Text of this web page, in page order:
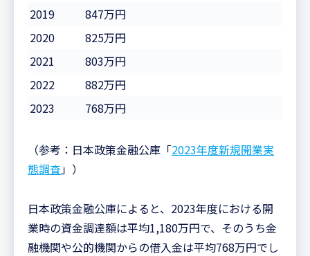
2019
847万円
2020
825万円
2021
803万円
2022
882万円
2023
768万円
（参考：日本政策金融公庫「2023年度新規開業実
態調査」）
日本政策金融公庫によると、2023年度における開
業時の資金調達額は平均1,180万円で、そのうち金
融機関や公的機関からの借入金は平均768万円でし